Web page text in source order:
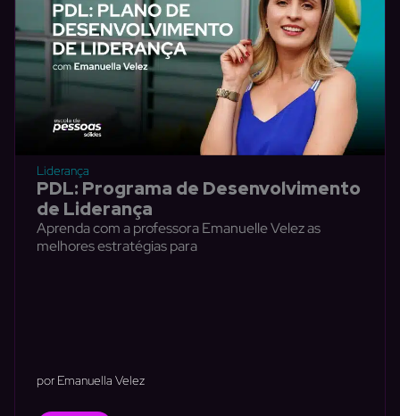
Liderança
PDL: Programa de Desenvolvimento
de Liderança
Aprenda com a professora Emanuelle Velez as
melhores estratégias para
por Emanuella Velez